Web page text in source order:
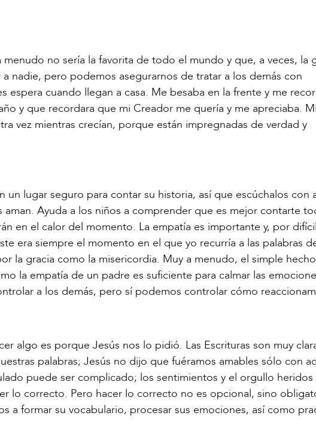
no sería la favorita de todo el mundo y que, a veces, la
nadie, pero podemos asegurarnos de tratar a los demás con
espera cuando llegan a casa. Me besaba en la frente y me
y que recordara que mi Creador me quería y me apreciaba.
vez mientras crecían, porque están impregnadas de verdad y
un lugar seguro para contar su historia, así que escúchalos con
aman. Ayuda a los niños a comprender que es mejor contarte
en el calor del momento. La empatía es importante y, por
era siempre el momento en el que yo recurría a las palabras
la gracia como la misericordia. Muy a menudo, el simple
la empatía de un padre es suficiente para calmar las
a los demás, pero sí podemos controlar cómo
algo es porque Jesús nos lo pidió. Las Escrituras son muy
palabras; Jesús no dijo que fuéramos amables sólo con
puede ser complicado; los sentimientos y el orgullo heridos
lo correcto. Pero hacer lo correcto no es opcional, sino
a formar su vocabulario, procesar sus emociones, así como